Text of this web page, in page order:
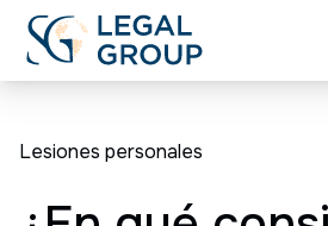
Lesiones personales